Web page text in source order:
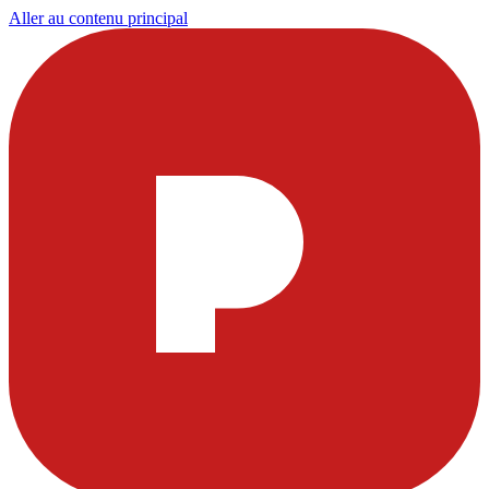
Aller au contenu principal